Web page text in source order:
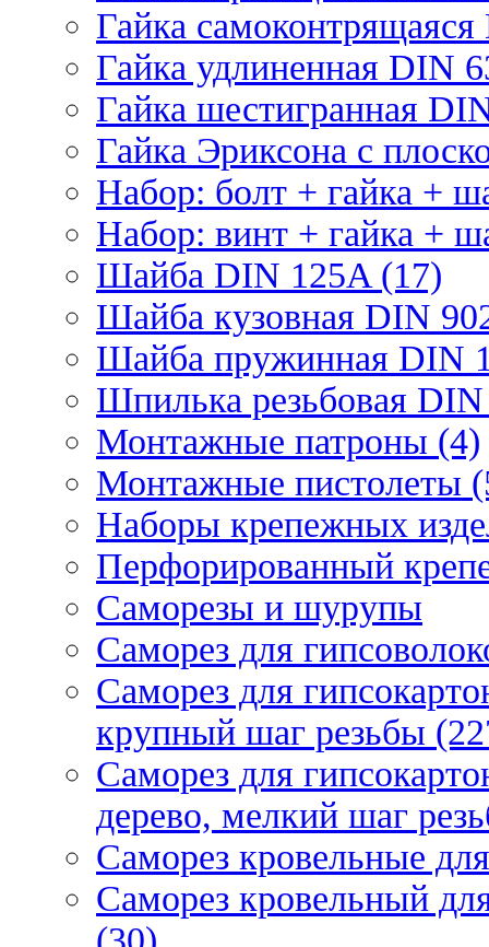
Гайка
Гайка удлиненная DIN
Гайка шестигранная
Гайка Эриксона с
Набор: болт + гайка +
Набор: винт + гайка +
Шайба DIN 125A (17)
Шайба кузовная DIN
Шайба пружинная DIN
Шпилька резьбовая
Монтажные патроны (4)
Монтажные пистолеты
Наборы крепежных
Перфорированный
Саморезы и шурупы
Саморез для
Саморез для
крупный шаг резьбы
Саморез для
дерево, мелкий шаг
Саморез кровельные
Саморез кровельный